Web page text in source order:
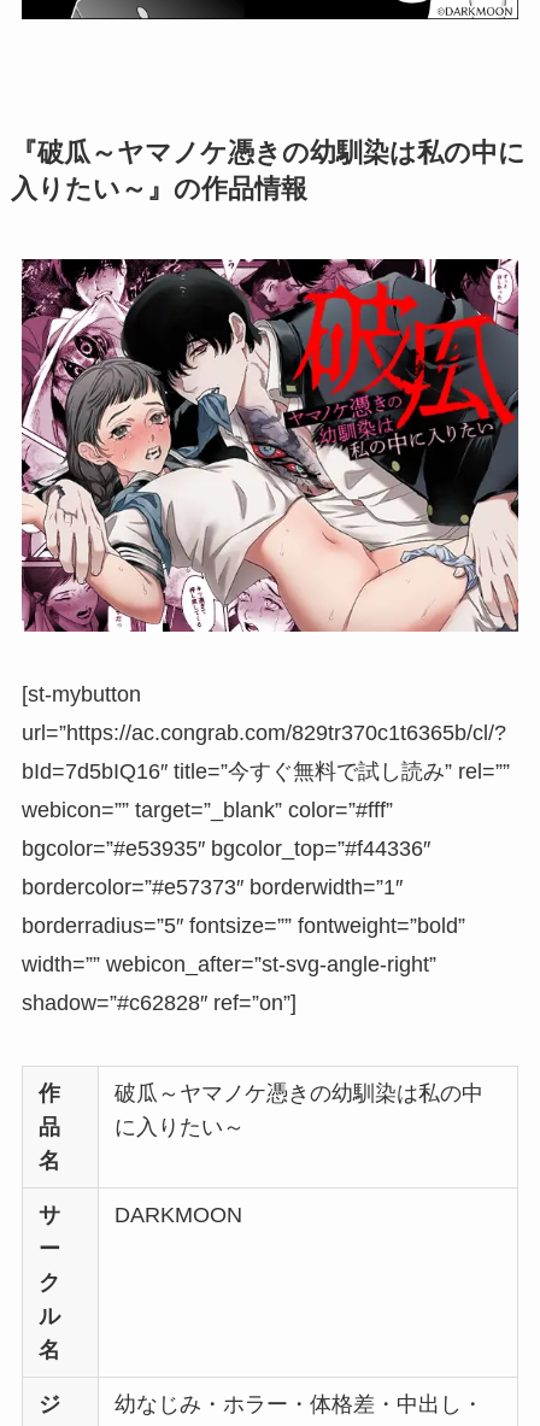
『破瓜～ヤマノケ憑きの幼馴染は私の中に
入りたい～』の作品情報
[st-mybutton
url=”https://ac.congrab.com/829tr370c1t6365b/cl/?
bId=7d5bIQ16″ title=”今すぐ無料で試し読み” rel=””
webicon=”” target=”_blank” color=”#fff”
bgcolor=”#e53935″ bgcolor_top=”#f44336″
bordercolor=”#e57373″ borderwidth=”1″
borderradius=”5″ fontsize=”” fontweight=”bold”
width=”” webicon_after=”st-svg-angle-right”
shadow=”#c62828″ ref=”on”]
作
品
名
破瓜～ヤマノケ憑きの幼馴染は私の中
に入りたい～
サ
ー
ク
ル
名
DARKMOON
ジ
幼なじみ・ホラー・体格差・中出し・